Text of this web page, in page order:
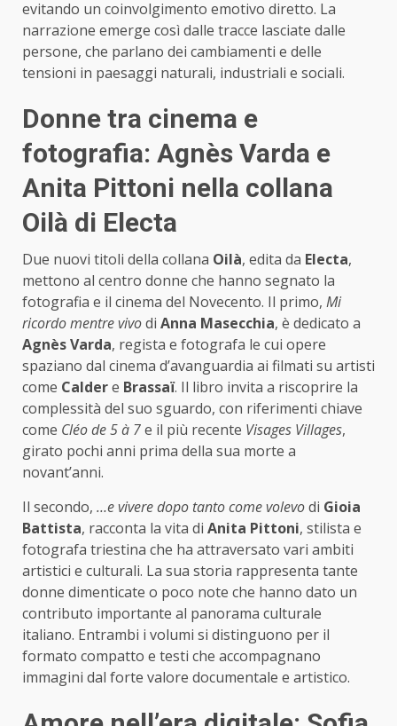
evitando un coinvolgimento emotivo diretto. La
narrazione emerge così dalle tracce lasciate dalle
persone, che parlano dei cambiamenti e delle
tensioni in paesaggi naturali, industriali e sociali.
Donne tra cinema e
fotografia: Agnès Varda e
Anita Pittoni nella collana
Oilà di Electa
Due nuovi titoli della collana Oilà, edita da Electa,
mettono al centro donne che hanno segnato la
fotografia e il cinema del Novecento. Il primo, Mi
ricordo mentre vivodi Anna Masecchia, è dedicato a
Agnès Varda, regista e fotografa le cui opere
spaziano dal cinema d’avanguardia ai filmati su artisti
come Caldere Brassaï. Il libro invita a riscoprire la
complessità del suo sguardo, con riferimenti chiave
come Cléo de 5 à 7e il più recente Visages Villages,
girato pochi anni prima della sua morte a
novant’anni.
Il secondo, …e vivere dopo tanto come volevodi Gioia
Battista, racconta la vita di Anita Pittoni, stilista e
fotografa triestina che ha attraversato vari ambiti
artistici e culturali. La sua storia rappresenta tante
donne dimenticate o poco note che hanno dato un
contributo importante al panorama culturale
italiano. Entrambi i volumi si distinguono per il
formato compatto e testi che accompagnano
immagini dal forte valore documentale e artistico.